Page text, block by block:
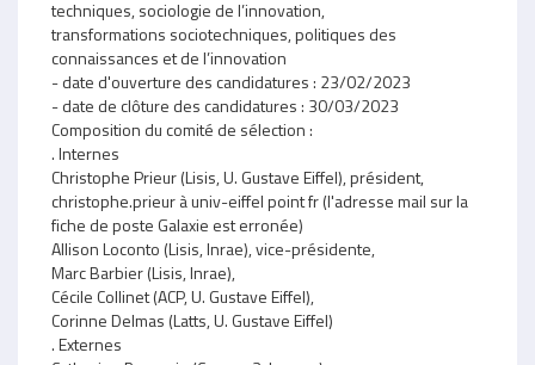
techniques, sociologie de l’innovation,
transformations sociotechniques, politiques des
connaissances et de l’innovation
- date d'ouverture des candidatures : 23/02/2023
- date de clôture des candidatures : 30/03/2023
Composition du comité de sélection :
. Internes
Christophe Prieur (Lisis, U. Gustave Eiffel), président,
christophe.prieur à univ-eiffel point fr (l'adresse mail sur la
fiche de poste Galaxie est erronée)
Allison Loconto (Lisis, Inrae), vice-présidente,
Marc Barbier (Lisis, Inrae),
Cécile Collinet (ACP, U. Gustave Eiffel),
Corinne Delmas (Latts, U. Gustave Eiffel)
. Externes